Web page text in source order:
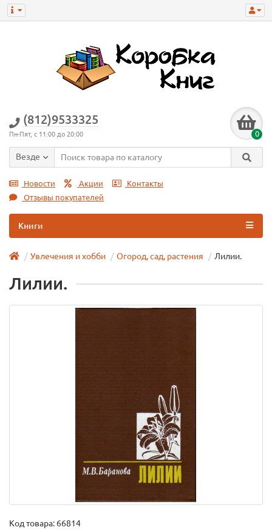
(812)9533325
Пн-Пят, с 11:00 до 20:00 0
Везде
Новости Акции
Контакты
Отзывы покупателей
Книги
Увлечения и хобби Огород, сад, растения Лилии.
Лилии.
Код товара: 66814